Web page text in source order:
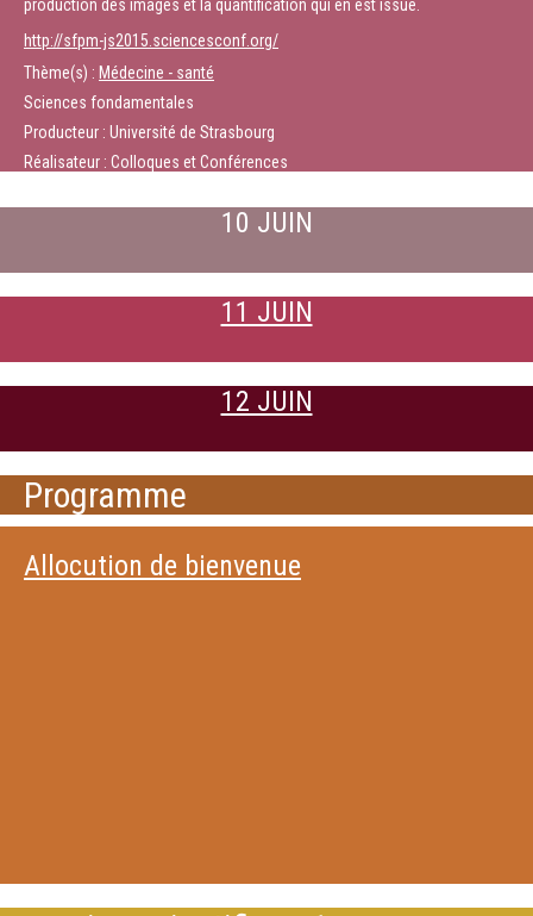
production des images et la quantification qui en est issue.
http://sfpm-js2015.sciencesconf.org/
Thème(s) : Médecine - santé
Sciences fondamentales
Producteur : Université de Strasbourg
Réalisateur : Colloques et Conférences
10 JUIN
11 JUIN
12 JUIN
Programme
Allocution de bienvenue